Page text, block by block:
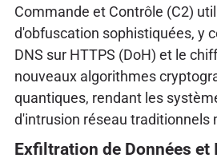
Commande et Contrôle (C2)
d'obfuscation sophistiquées, y
DNS sur HTTPS (DoH) et le
nouveaux algorithmes
quantiques, rendant les
d'intrusion réseau traditionnels
Exfiltration de Données et